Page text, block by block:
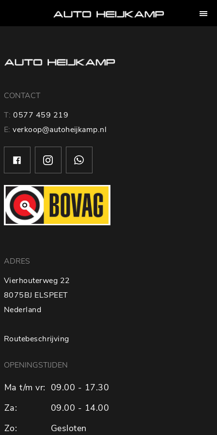
CONTACT
T: 0577 459 219
E: verkoop@autoheijkamp.nl
ADRES
Vierhouterweg 22
8075BJ ELSPEET
Nederland
Routebeschrijving
OPENINGSTIJDEN
Ma t/m vr: 09.00 - 17.30
Za:
09.00 - 14.00
Zo:
Gesloten